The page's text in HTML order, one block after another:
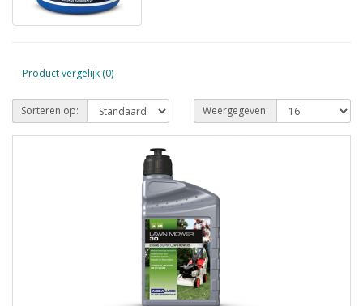
Product vergelijk (0)
Sorteren op: Weergegeven: